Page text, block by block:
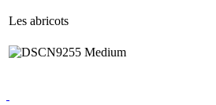
Les abricots